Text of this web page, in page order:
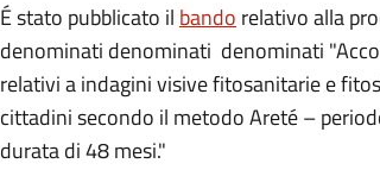
É stato pubblicato il bando relativo alla
denominati denominati denominati
relativi a indagini visive fitosanitarie e
cittadini secondo il metodo Areté –
durata di 48 mesi."